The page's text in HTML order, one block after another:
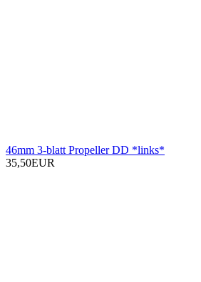
46mm 3-blatt Propeller DD *links*
35,50EUR